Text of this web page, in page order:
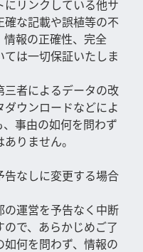
リンクしている他サ
な記載や誤植等の不
報の正確性、完全
は一切保証いたしま
三者によるデータの改
ウンロードなどによ
事由の如何を問わず
りません。
告なしに変更する場合
の運営を予告なく中断
で、あらかじめご了
何を問わず、情報の